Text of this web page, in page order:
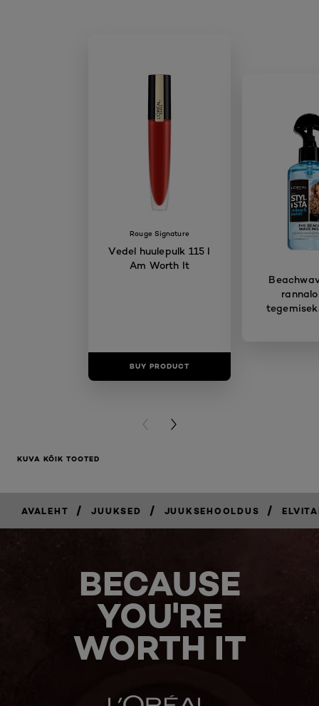
Rouge Signature
Vedel huulepulk 115 I
Am Worth It
BUY PRODUCT
PREVIOUS CARD
NEXT CARD
KUVA KÕIK TOOTED
AVALEHT / JUUKSED / JUUKSEHOOLDUS /
BECAUSE
YOU'RE
WORTH IT